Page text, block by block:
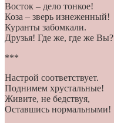
Восток – дело тонкое!
Коза – зверь изнеженный!
Куранты забомкали.
Друзья! Где же, где же Вы?
***
Настрой соответствует.
Поднимем хрустальные!
Живите, не бедствуя,
Оставшись нормальными!